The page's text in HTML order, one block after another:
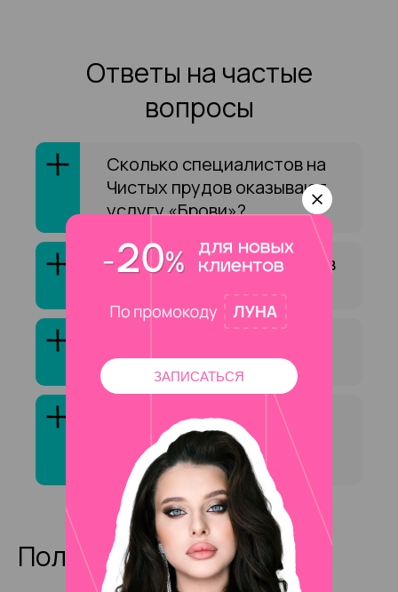
Ответы на частые
вопросы
Сколько специалистов на
Чистых прудов оказывают
услугу «Брови»?
Как выбрать специалиста в
услугой «Брови»?
Сколько стоит услуга
«Брови» на на Чистых
прудов ?
Полезные статьи
ЗАПИСАТЬСЯ